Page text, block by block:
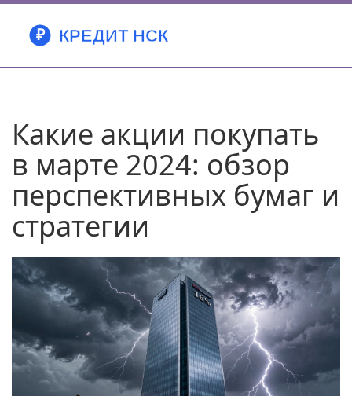
Какие акции покупать
в марте 2024: обзор
перспективных бумаг и
стратегии